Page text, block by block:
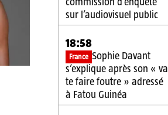
sur l’audiovisuel public
18:58
France Sophie Davant
s’explique après son « va
te faire foutre » adressé
à Fatou Guinéa